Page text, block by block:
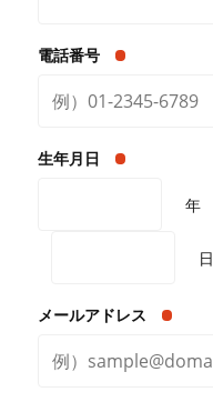
電話番号
生年月日
年
日
メールアドレス